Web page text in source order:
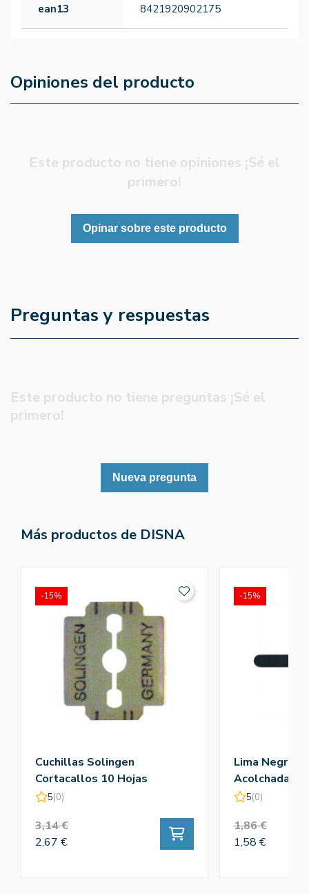
ean13 8421920902175
Opiniones del producto
Este producto no tiene opiniones ¡Sé el
primero!
Opinar sobre este producto
Preguntas y respuestas
Este producto no tiene preguntas ¡Sé el
primero!
Nueva pregunta
Más productos de DISNA
Cuchillas Solingen
Cortacallos 10 Hojas
5(0)
3,14 €
2,67 €
-15%
Lima Negra
Acolchada
5(0)
1,86 €
1,58 €
-15%